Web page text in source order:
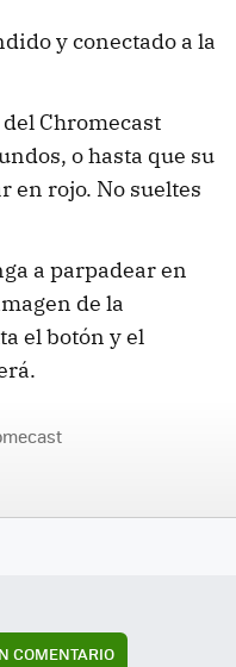
y conectado a la
Chromecast
o hasta que su
en rojo. No sueltes
a parpadear en
de la
el botón y el
COMENTARIO